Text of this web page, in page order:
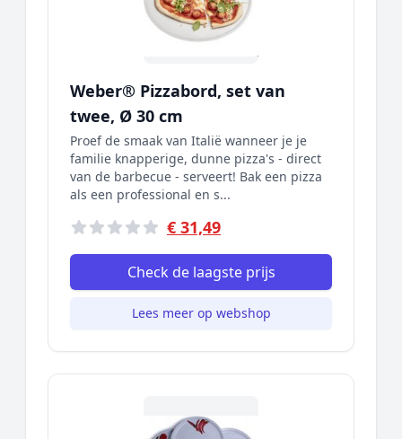
Weber® Pizzabord, set van
twee, Ø 30 cm
Proef de smaak van Italië wanneer je je
familie knapperige, dunne pizza's - direct
van de barbecue - serveert! Bak een pizza
als een professional en s...
€ 31,49
Check de laagste prijs
Lees meer op webshop